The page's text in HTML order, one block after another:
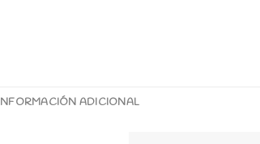
ADICIONAL